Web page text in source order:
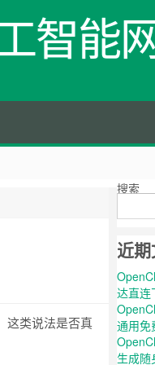
智能
这类说法是否真
搜索
近
达直连
通用免
生成随